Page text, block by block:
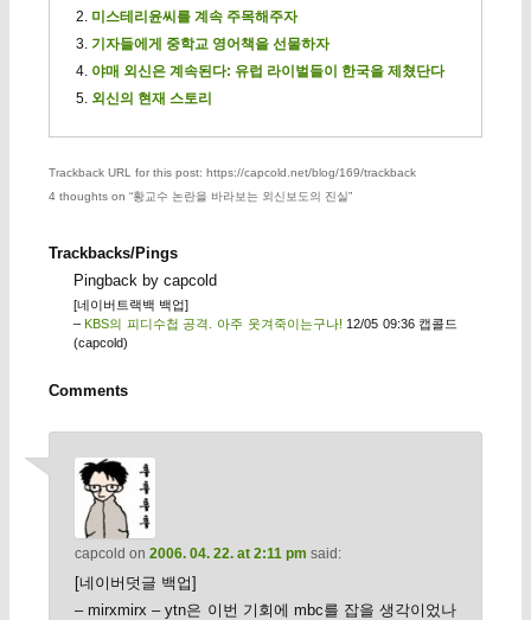
미스테리윤씨를 계속 주목해주자
기자들에게 중학교 영어책을 선물하자
야매 외신은 계속된다: 유럽 라이벌들이 한국을 제쳤단다
외신의 현재 스토리
Trackback URL for this post: https://capcold.net/blog/169/trackback
4 thoughts on “황교수 논란을 바라보는 외신보도의 진실”
Trackbacks/Pings
Pingback by capcold
[네이버트랙백 백업]
–KBS의 피디수첩 공격. 아주 웃겨죽이는구나! 12/05 09:36 캡콜드
(capcold)
Comments
capcold on 2006. 04. 22. at 2:11 pm said:
[네이버덧글 백업]
– mirxmirx – ytn은 이번 기회에 mbc를 잡을 생각이었나